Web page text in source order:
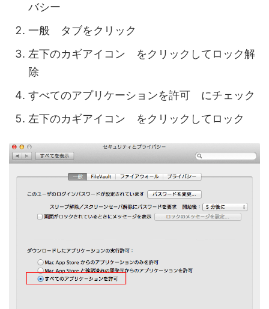
バシー
一般 タブをクリック
左下のカギアイコン をクリックしてロック解
除
すべてのアプリケーションを許可 にチェック
左下のカギアイコン をクリックしてロック